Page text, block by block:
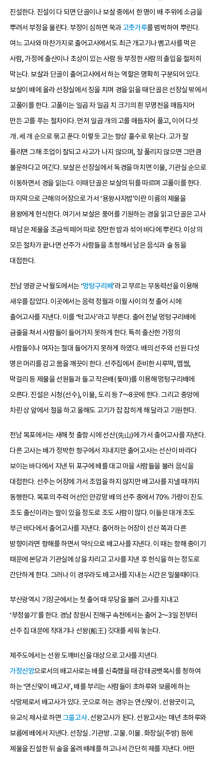
진설한다. 진설이 다 되면 단골이나 보살 중에서 한 명이 배 주위에 소금을
뿌려서 부정을 물린다. 부정이 심하면 쑥과고춧가루를 범벅하여 뿌린다.
여느 고사와 마찬가지로 출어고사에서도 최근 개고기나 뱀고사를 먹은
사람, 가정에 출산이나 초상이 있는 사람 등 부정한 사람의 출입을 철저히
막는다. 보살과 단골이 출어고사에서 하는 역할은 명확히 구분되어 있다.
보살이 배에 올라 선장실에서 징을 치며 경을 읽을 때 단골은 선장실 밖에서
고풀이를 한다. 고풀이는 일곱 자 일곱 치 크기의 흰 무명천을 매듭지어
만든 고를 푸는 절차이다. 먼저 일곱 개의 고를 매듭지어 풀고, 이어 다섯
개․세 개 순으로 묶고 푼다. 이렇듯 고는 항상 홀수로 묶는다. 고가 잘
풀리면 그해 조업이 잘되고 사고가 나지 않으며, 잘 풀리지 않으면 그만큼
불운하다고 여긴다. 보살은 선장실에서 독경을 마치면 이물, 기관실 순으로
이동하면서 경을 읽는다. 이때 단골은 보살의 뒤를 따르며 고풀이를 한다.
마지막으로 근해의 어장으로 가서 ‘용왕사자밥’이란 이름의 제물을
용왕에게 헌식한다. 여기서 보살은 풍어를 기원하는 경을 읽고 단골은 고사
때 남은 제물을 조금씩 떼어 따로 장만한 밥과 섞어 바다에 뿌린다. 이상의
모든 절차가 끝나면 선주가 사람들을 초청해서 남은 음식과 술 등을
대접한다.
전남 영광군 낙월도에서는 ‘멍텅구리배’라고 부르는 무동력선을 이용해
새우를 잡았다. 이곳에서는 음력 정월과 이월 사이의 첫 출어 시에
출어고사를 지낸다. 이를 ‘턱고사’라고 부른다. 출어 전날 멍텅구리배에
금줄을 쳐서 사람들이 들어가지 못하게 한다. 특히 출산한 가정의
사람들이나 여자는 절대 들어가지 못하게 하였다. 배의 선주와 선원 다섯
명은 머리를 감고 몸을 깨끗이 한다. 선주집에서 준비한 시루떡, 멥쌀,
막걸리 등 제물을 선원들과 들고 작은배(돛마)를 이용해 멍텅구리배에
오른다. 진설은 시청(선수), 이물, 도리 등 7～8곳에 한다. 그리고 중앙에
차린 상 앞에서 절을 하고 올해도 고기가 잡 잡히게 해 달라고 기원한다.
전남 목포에서는 새해 첫 출항 시에 선산(先山)에 가서 출어고사를 지낸다.
다른 고사는 배가 정박한 항구에서 지내지만 출어고사는 선산이 바라다
보이는 바다에서 지낸 뒤 포구에 배를 대고 마을 사람들을 불러 음식을
대접한다. 선주는 어장에 가서 조업을 하지 않지만 배고사를 지낼 때까지
동행한다. 목포의 주력 어선인 안강망 배의 선주 중에서 70％ 가량이 진도
조도 출신이라는 말이 있을 정도로 조도 사람이 많다. 이들은 대개 조도
부근 바다에서 출어고사를 지낸다. 출어하는 어장이 선산 쪽과 다른
방향이라면 항해를 하면서 약식으로 배고사를 지낸다. 이 때는 항해 중이기
때문에 본당과 기관실에 상을 차리고 고사를 지낸 후 헌식을 하는 정도로
간단하게 한다. 그러나 이 경우라도 배고사를 지내는 시간은 밀물때이다.
부산광역시 기장군에서는 첫 출어 때 무당을 불러 고사를 지내고
‘부정쓸기’를 한다. 경남 창원시 진해구 속천에서는 출어 2～3일 전부터
선주 집 대문에 작대기나 선왕(船王) 깃대를 세워 놓는다.
제주도에서는 선왕 도깨비신을 대상으로 고사를 지낸다.
가정신앙으로서의 배고사로는 배를 신축했을 때 강태공뱃목시를 청하여
하는 ‘연신맞이 배고사’, 배를 부리는 사람들이 초하루와 보름에 하는
삭망제로서 배고사가 있다. 굿으로 하는 경우는 연신맞이․선왕굿이고,
유교식 제사로 하면 그물고사․선왕고사가 된다. 선왕고사는 매년 초하루와
보름에 배에서 지낸다. 선장실․기관방․고물․이물․화장실(주방) 등에
제물을 진설한 뒤 술을 올려 배례를 하고나서 간단히 제를 지낸다. 어떤